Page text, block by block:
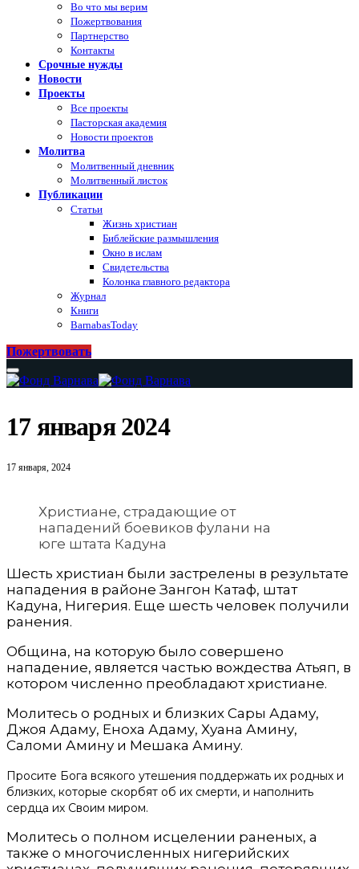
Во что мы верим
Пожертвования
Партнерство
Контакты
Срочные нужды
Новости
Проекты
Все проекты
Пасторская академия
Новости проектов
Молитва
Молитвенный дневник
Молитвенный листок
Публикации
Статьи
Жизнь христиан
Библейские размышления
Окно в ислам
Свидетельства
Колонка главного редактора
Журнал
Книги
BarnabasToday
Пожертвовать
17 января 2024
17 января, 2024
Христиане, страдающие от
нападений боевиков фулани на
юге штата Кадуна
Шесть христиан были застрелены в результате
нападения в районе Зангон Катаф, штат
Кадуна, Нигерия. Еще шесть человек получили
ранения.
Община, на которую было совершено
нападение, является частью вождества Атьяп, в
котором численно преобладают христиане.
Молитесь о родных и близких Сары Адаму,
Джоя Адаму, Еноха Адаму, Хуана Амину,
Саломи Амину и Мешака Амину.
Просите Бога всякого утешения поддержать их родных и
близких, которые скорбят об их смерти, и наполнить
сердца их Своим миром.
Молитесь о полном исцелении раненых, а
также о многочисленных нигерийских